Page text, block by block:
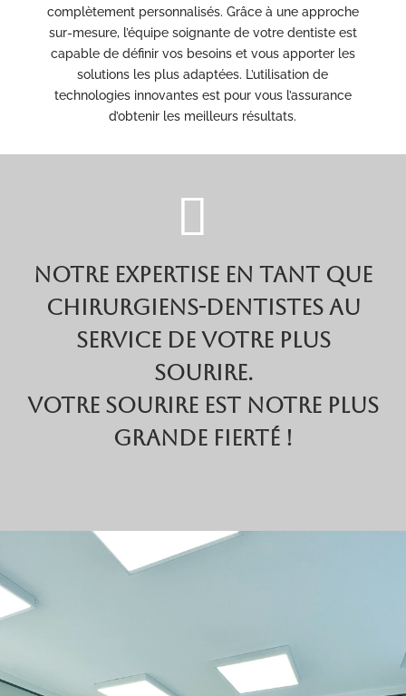
complètement personnalisés. Grâce à une approche
sur-mesure, l’équipe soignante de votre dentiste est
capable de définir vos besoins et vous apporter les
solutions les plus adaptées. L’utilisation de
technologies innovantes est pour vous l’assurance
d’obtenir les meilleurs résultats.
NOTRE EXPERTISE EN TANT QUE
CHIRURGIENS-DENTISTES AU
SERVICE DE VOTRE PLUS
SOURIRE.
VOTRE SOURIRE EST NOTRE PLUS
GRANDE FIERTÉ !